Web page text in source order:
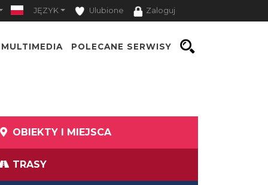
JĘZYK Ulubione Zaloguj
MULTIMEDIA POLECANE SERWISY
OBIEKTY I MIEJSCA
TRASY